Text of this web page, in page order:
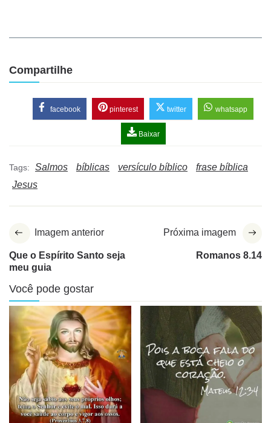
Compartilhe
facebook pinterest twitter whatsapp
Baixar
Tags: Salmos bíblicas versículo bíblico
frase bíblica
Jesus
Imagem anterior
Que o Espírito Santo seja
meu guia
Próxima imagem
Romanos 8.14
Você pode gostar